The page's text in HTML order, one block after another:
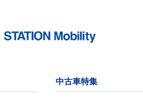
中古車特集